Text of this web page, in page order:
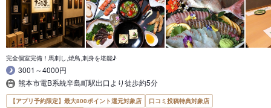
完全個室完備！馬刺し,焼鳥,刺身を堪能♪
3001～4000円
熊本市電B系統辛島町駅出口より徒歩約5分
【アプリ予約限定】最大800ポイント還元対象店 口コミ投稿特典対象店